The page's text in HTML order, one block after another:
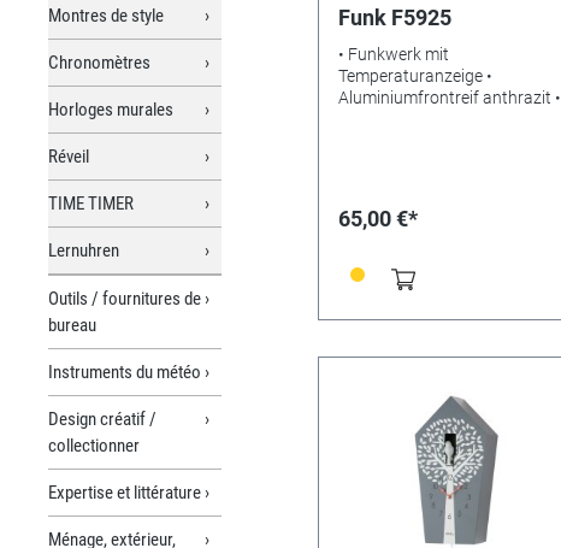
Montres de style
Chronomètres
Horloges murales
Réveil
TIME TIMER
Lernuhren
Outils / fournitures de
bureau
Instruments du météo
Design créatif /
collectionner
Expertise et littérature
Ménage, extérieur,
Funk F5925
• Funkwerk mit
Temperaturanzeige •
Aluminiumfrontreif anthrazit •
Batterien: LR6Alkaline • EAN:
65,00 €*